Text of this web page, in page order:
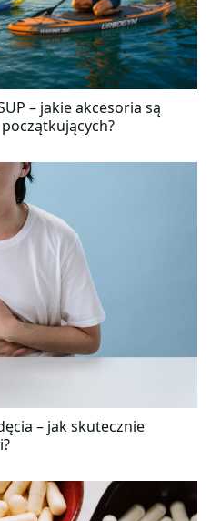
do podrózy, zwierząt i tańca.
– jakie akcesoria są
– jak skutecznie